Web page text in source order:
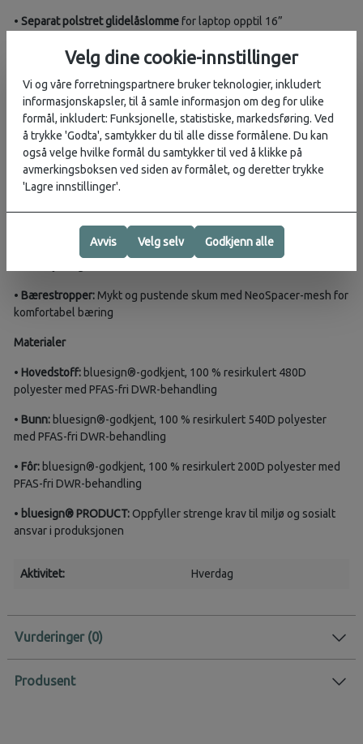
• Separat polstret glidelåslommefor laptop opptil 16”
Egen organiseringslomme med glidelåslomme, nøkkelklips og
penneholdere
Utvendig glidelåslommepå frontpanelet
Stretchlomme på sidenmed lav profil – passer til vannflaske
Liten stretchlomme på bærestroppenfor kort eller småting
Hurtigutløser med aluminiumskrok
NeoSpacer-mesh over profilert skum gir god
• Bærestropper: Mykt og pustende skum med NeoSpacer-mesh for
komfortabel bæring
Materialer
• Hovedstoff: bluesign®-godkjent, 100 % resirkulert 480D
polyester med PFAS-fri DWR-behandling
• Bunn: bluesign®-godkjent, 100 % resirkulert 540D polyester
med PFAS-fri DWR-behandling
• Fôr: bluesign®-godkjent, 100 % resirkulert 200D polyester med
PFAS-fri DWR-behandling
• bluesign® PRODUCT:Oppfyller strenge krav til miljø og sosialt
ansvar i produksjonen
Aktivitet: Hverdag
Vurderinger
Produsent
Velg dine cookie-innstillinger
Vi og våre forretningspartnere bruker teknologier, inkludert
informasjonskapsler, til å samle informasjon om deg for ulike
formål, inkludert: Funksjonelle, statistiske, markedsføring. Ved
å trykke 'Godta', samtykker du til alle disse formålene. Du kan
også velge hvilke formål du samtykker til ved å klikke på
avmerkingsboksen ved siden av formålet, og deretter trykke
'Lagre innstillinger'.
Avvis Velg selv Godkjenn alle